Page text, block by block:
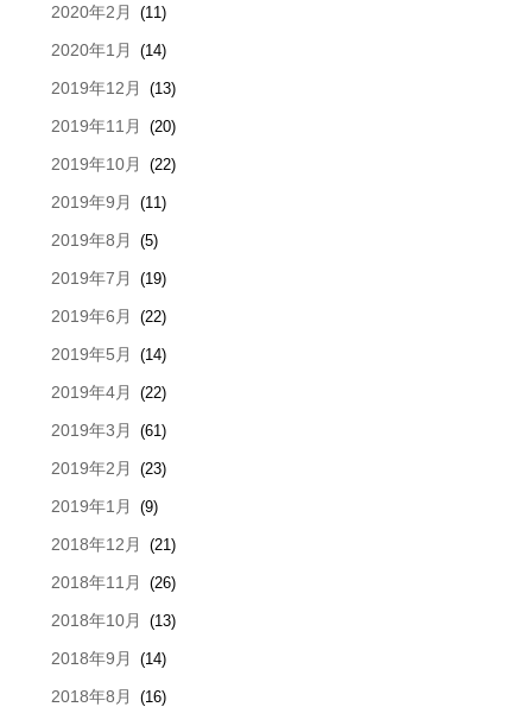
2020年2月 (11)
2020年1月 (14)
2019年12月 (13)
2019年11月 (20)
2019年10月 (22)
2019年9月 (11)
2019年8月 (5)
2019年7月 (19)
2019年6月 (22)
2019年5月 (14)
2019年4月 (22)
2019年3月 (61)
2019年2月 (23)
2019年1月 (9)
2018年12月 (21)
2018年11月 (26)
2018年10月 (13)
2018年9月 (14)
2018年8月 (16)